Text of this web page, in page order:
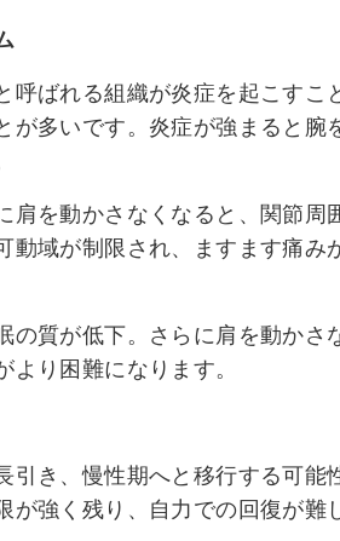
呼ばれる組織が炎症を起こすこ
が多いです。炎症が強まると腕
肩を動かさなくなると、関節周
動域が制限され、ますます痛み
の質が低下。さらに肩を動かさ
り困難になります。
引き、慢性期へと移行する可能
が強く残り、自力での回復が難